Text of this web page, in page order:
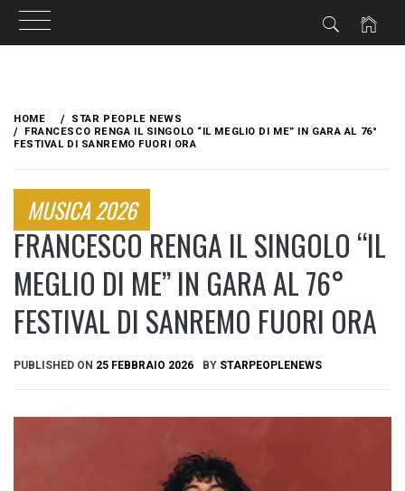
content
HOME
STAR PEOPLE NEWS
FRANCESCO RENGA IL SINGOLO “IL MEGLIO DI ME” IN GARA AL 76°
FESTIVAL DI SANREMO FUORI ORA
MUSICA 2026
FRANCESCO RENGA IL SINGOLO “IL
MEGLIO DI ME” IN GARA AL 76°
FESTIVAL DI SANREMO FUORI ORA
PUBLISHED ON 25 FEBBRAIO 2026 BY STARPEOPLENEWS